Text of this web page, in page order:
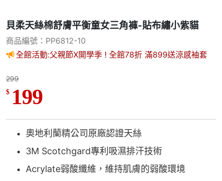
貝柔天絲棉舒膚平衡童女三角褲-貼布繡小紫貓
商品編號：PP6812-10
全館活動:父親節X開學季 ! 全館78折 滿899送涼感袖套
299
$ 199
奧地利蘭精公司原廠認證天絲
3M Scotchgard專利吸濕排汗技術
Acrylate弱酸纖維，維持肌膚的弱酸環境